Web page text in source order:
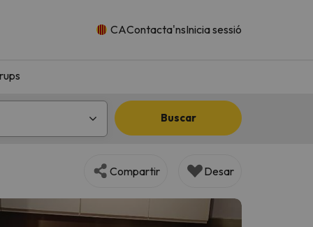
CAContacta'nsInicia sessió
Buscar
Compartir Desar